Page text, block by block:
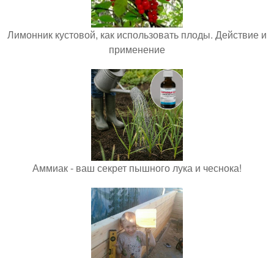
Лимонник кустовой, как использовать плоды. Действие и
применение
Аммиак - ваш секрет пышного лука и чеснока!